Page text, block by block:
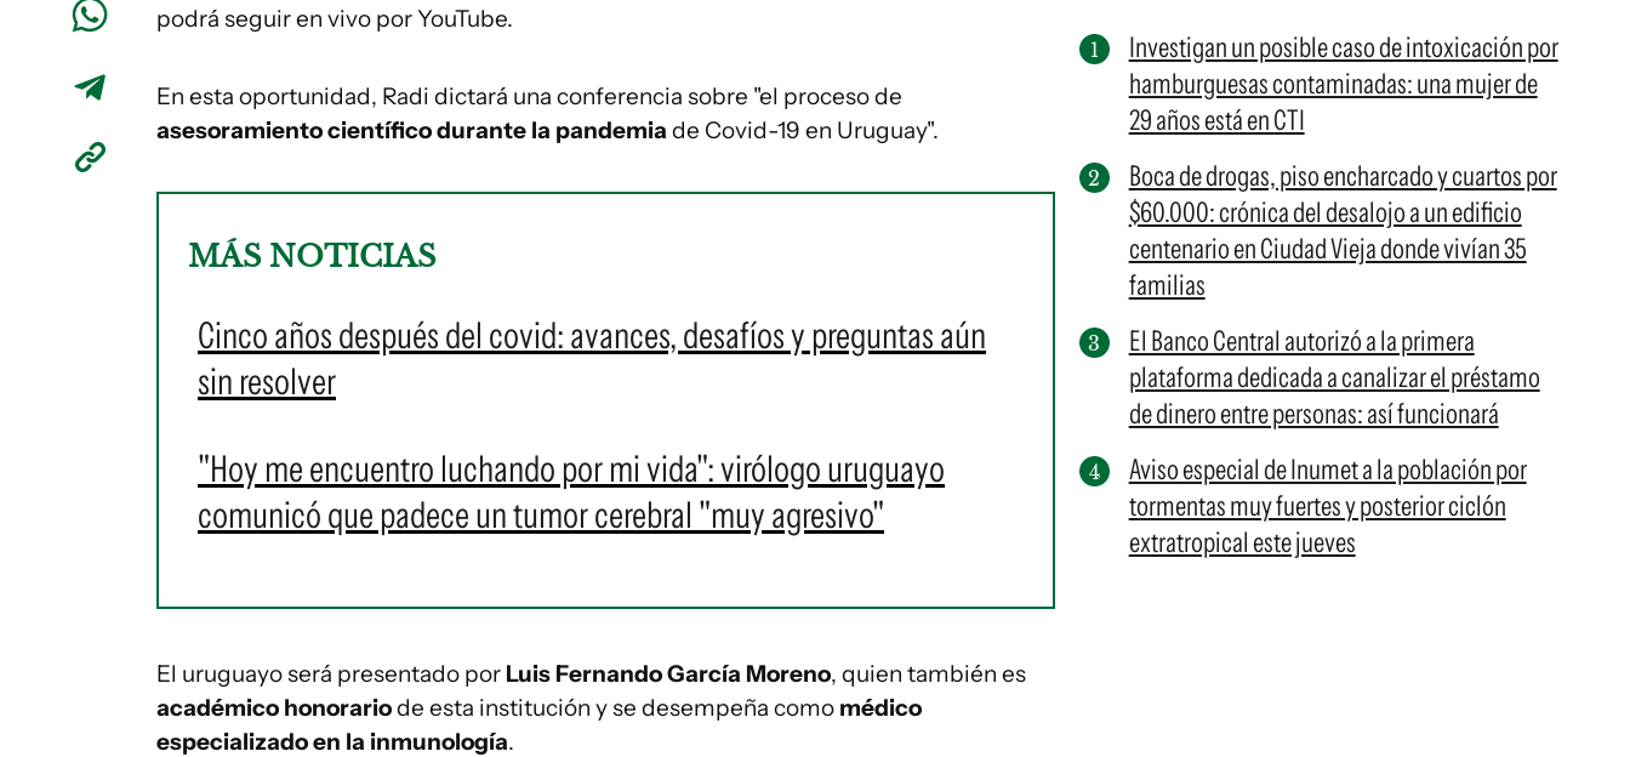
podrá seguir en vivo por YouTube.
En esta oportunidad, Radi dictará una conferencia sobre "el proceso de
asesoramiento científico durante la pandemia de Covid-19 en Uruguay".
MÁS NOTICIAS
Cinco años después del covid: avances, desafíos y preguntas aún
sin resolver
"Hoy me encuentro luchando por mi vida": virólogo uruguayo
comunicó que padece un tumor cerebral "muy agresivo"
El uruguayo será presentado por Luis Fernando García Moreno, quien también es
académico honorariode esta institución y se desempeña como médico
especializado en la inmunología.
Investigan un posible caso de intoxicación por
hamburguesas contaminadas: una mujer de
29 años está en CTI
Boca de drogas, piso encharcado y cuartos por
$60.000: crónica del desalojo a un edificio
centenario en Ciudad Vieja donde vivían 35
familias
El Banco Central autorizó a la primera
plataforma dedicada a canalizar el préstamo
de dinero entre personas: así funcionará
Aviso especial de Inumet a la población por
tormentas muy fuertes y posterior ciclón
extratropical este jueves